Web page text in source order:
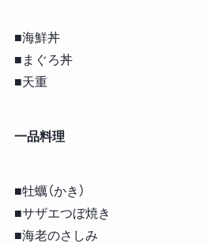
■海鮮丼
■まぐろ丼
■天重
一品料理
■牡蠣（かき）
■サザエつぼ焼き
■海老のさしみ